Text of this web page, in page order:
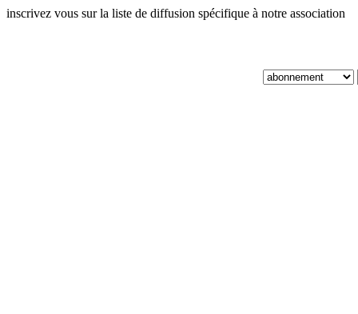
inscrivez vous sur la liste de diffusion spécifique à notre association